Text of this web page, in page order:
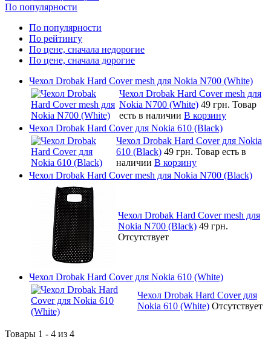
По популярности
По популярности
По рейтингу
По цене, сначала недорогие
По цене, сначала дорогие
Чехол Drobak Hard Cover mesh для Nokia N700 (White)
Чехол Drobak Hard Cover mesh для
Nokia N700 (White) 49 грн. Товар
есть в наличии В корзину
Чехол Drobak Hard Cover для Nokia 610 (Black)
Чехол Drobak Hard Cover для Nokia
610 (Black) 49 грн. Товар есть в
наличии В корзину
Чехол Drobak Hard Cover mesh для Nokia N700 (Black)
Чехол Drobak Hard Cover mesh для
Nokia N700 (Black) 49 грн.
Отсутствует
Чехол Drobak Hard Cover для Nokia 610 (White)
Чехол Drobak Hard Cover для
Nokia 610 (White) Отсутствует
Товары 1 - 4 из 4